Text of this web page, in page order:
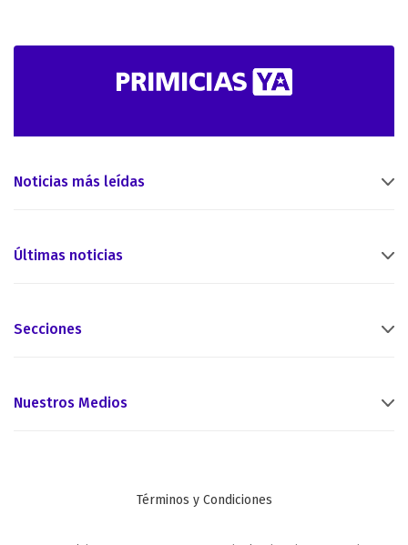
Noticias más leídas
Últimas noticias
Secciones
Nuestros Medios
Términos y Condiciones